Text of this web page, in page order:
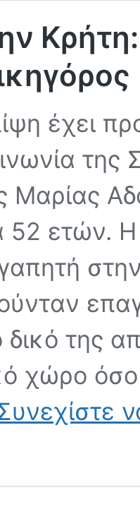
έχει
της
Μαρίας
52 ετών. Η
δικό της
χώρο